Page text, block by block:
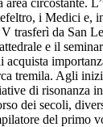
i Medici e,
trasferì da San
e il
tremila. Agli
di risonanza
dei secoli,
del primo